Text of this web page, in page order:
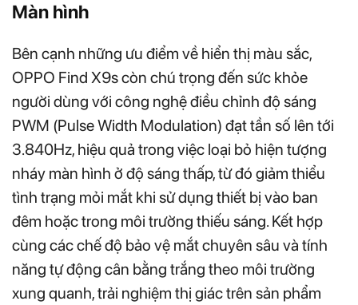
Màn hình
Bên cạnh những ưu điểm về hiển thị màu sắc,
OPPO Find X9s còn chú trọng đến sức khỏe
người dùng với công nghệ điều chỉnh độ sáng
PWM (Pulse Width Modulation) đạt tần số lên tới
3.840Hz, hiệu quả trong việc loại bỏ hiện tượng
nháy màn hình ở độ sáng thấp, từ đó giảm thiểu
tình trạng mỏi mắt khi sử dụng thiết bị vào ban
đêm hoặc trong môi trường thiếu sáng. Kết hợp
cùng các chế độ bảo vệ mắt chuyên sâu và tính
năng tự động cân bằng trắng theo môi trường
xung quanh, trải nghiệm thị giác trên sản phẩm